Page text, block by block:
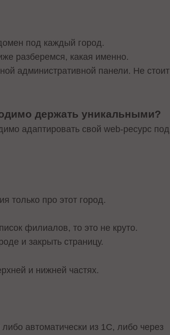
под каждый город.
разберемся, какая именно.
административной панели. Не стоит
держать уникальными?
адаптировать свой web-ресурс под
только про этот город.
филиалов, то это не круто.
и закрыть страницу.
и нижней частях.
автоматически из 1С, либо через